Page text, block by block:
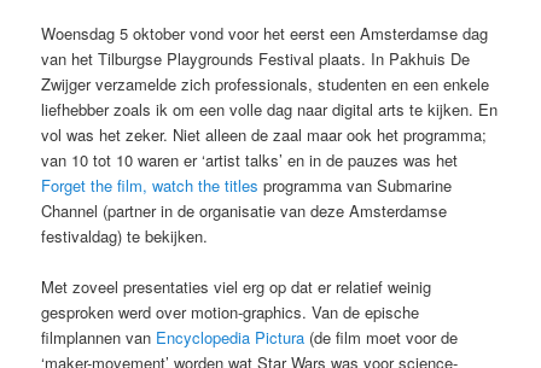
Woensdag 5 oktober vond voor het eerst een Amsterdamse dag
van het Tilburgse Playgrounds Festival plaats. In Pakhuis De
Zwijger verzamelde zich professionals, studenten en een enkele
liefhebber zoals ik om een volle dag naar digital arts te kijken. En
vol was het zeker. Niet alleen de zaal maar ook het programma;
van 10 tot 10 waren er ‘artist talks’ en in de pauzes was het
Forget the film, watch the titles programma van Submarine
Channel (partner in de organisatie van deze Amsterdamse
festivaldag) te bekijken.
Met zoveel presentaties viel erg op dat er relatief weinig
gesproken werd over motion-graphics. Van de epische
filmplannen van Encyclopedia Pictura (de film moet voor de
‘maker-movement’ worden wat Star Wars was voor science-